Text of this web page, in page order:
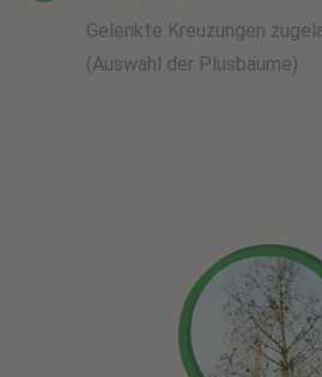
Gelenkte Kreuzungen
(Auswahl der Plusbäume)